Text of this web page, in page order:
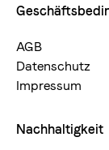
AGB
Datenschutz
Impressum
Nachhaltigkeit